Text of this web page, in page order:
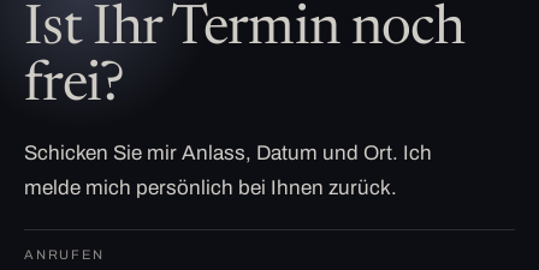
Ist Ihr Termin noch
frei?
Schicken Sie mir Anlass, Datum und Ort. Ich
melde mich persönlich bei Ihnen zurück.
ANRUFEN